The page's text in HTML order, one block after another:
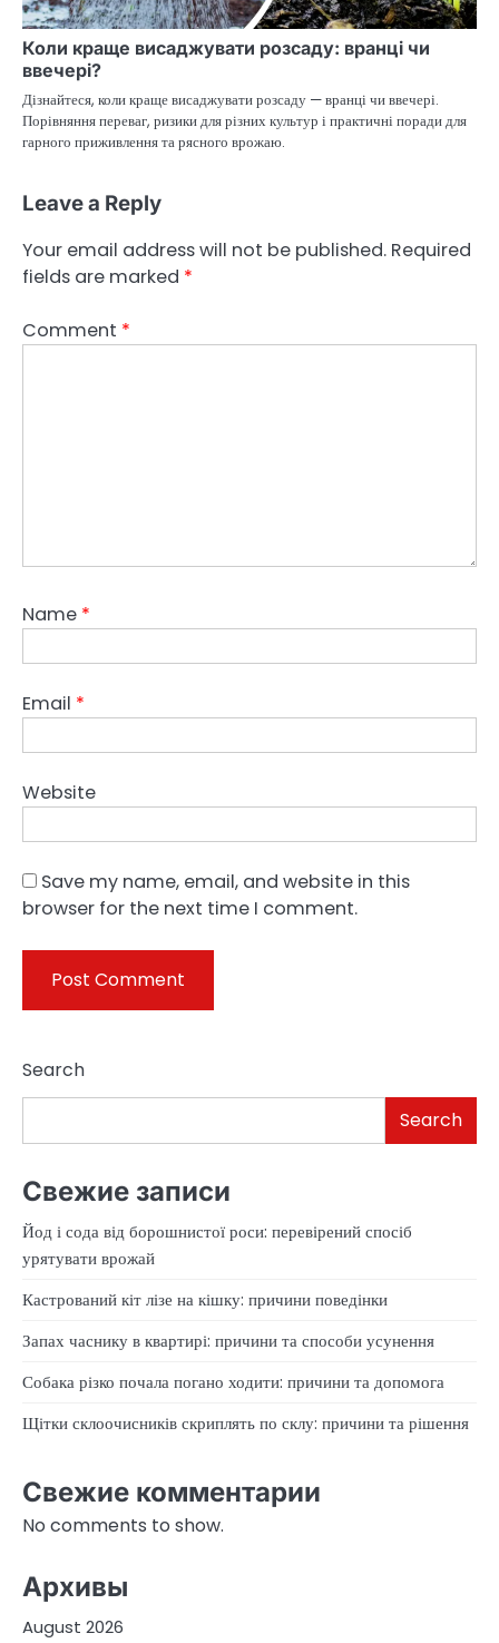
Коли краще висаджувати розсаду: вранці чи
ввечері?
Дізнайтеся, коли краще висаджувати розсаду — вранці чи ввечері.
Порівняння переваг, ризики для різних культур і практичні поради для
гарного приживлення та рясного врожаю.
Leave a Reply
Your email address will not be published. Required
fields are marked *
Comment *
Name *
Email *
Website
Save my name, email, and website in this
browser for the next time I comment.
Search
Search
Свежие записи
Йод і сода від борошнистої роси: перевірений спосіб
урятувати врожай
Кастрований кіт лізе на кішку: причини поведінки
Запах часнику в квартирі: причини та способи усунення
Собака різко почала погано ходити: причини та допомога
Щітки склоочисників скриплять по склу: причини та рішення
Свежие комментарии
No comments to show.
Архивы
August 2026